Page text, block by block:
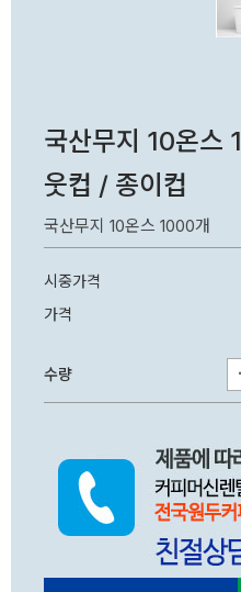
국산무지 10온스
웃컵 / 종이컵
국산무지 10온스 1000개
시중가격
가격
수량